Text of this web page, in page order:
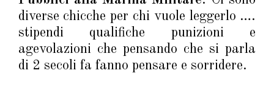
diverse chicche per chi vuole leggerlo ….
stipendi qualifiche punizioni e
agevolazioni che pensando che si parla
di 2 secoli fa fanno pensare e sorridere.